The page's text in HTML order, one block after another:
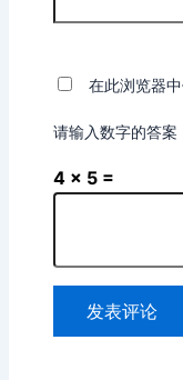
称
在此浏览器
请输入数字的答案
4 × 5 =